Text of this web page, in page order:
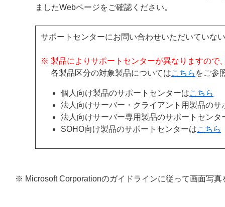
ましたWebページをご確認ください。
サポートセンターにお問い合わせいただいていな
※ 製品によりサポートセンターが異なりますので
各製品区分の対象製品についてはこちら をご参
個人向け製品のサポートセンターはこちら
法人向けサーバー・クライアント用製品のサ
法人向けサーバー専用製品のサポートセンタ
SOHO向け製品のサポートセンターはこちら
※ Microsoft Corporationのガイドラインに従って画面写真